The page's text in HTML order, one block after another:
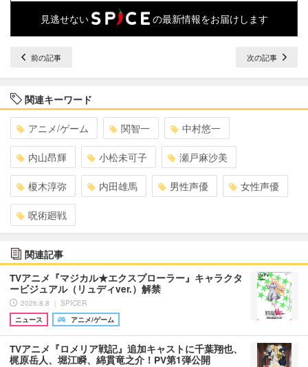
見逃せない の最新情報をお届けします
前の記事 次の記事
関連キーワード
アニメ/ゲーム 関智一 中村悠一
内山昂輝 小松未可子 瀬戸麻沙美
榎木淳弥 内田雄馬 男性声優 女性声優
呪術廻戦
関連記事
TVアニメ『マジカル★エクスプローラー』キャラクタ
ービジュアル（リュディver.）解禁
2026.8.8 ｜ SPICER
ニュース
アニメ/ゲーム
TVアニメ『ロメリア戦記』追加キャストに千葉翔也、
梶原岳人、堀江瞬、綿貫竜之介！PV第1弾公開